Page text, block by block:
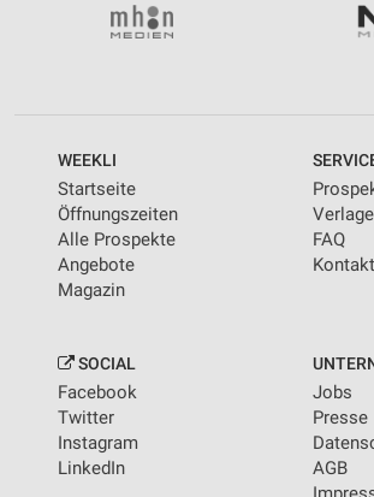
WEEKLI
Startseite
Öffnungszeiten
Alle Prospekte
Angebote
Magazin
Verlage
FAQ
Kontakt
SOCIAL
Facebook
Twitter
Instagram
LinkedIn
Jobs
Presse
AGB